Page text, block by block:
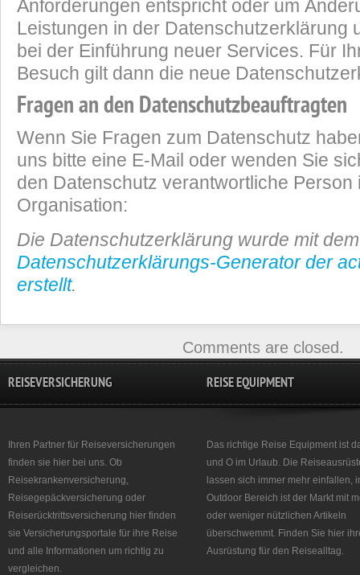
Anforderungen entspricht oder um
Leistungen in der Datenschutzerklärung
bei der Einführung neuer Services. Für
Besuch gilt dann die neue
Fragen an den Datenschutzbeauftragten
Wenn Sie Fragen zum Datenschutz
uns bitte eine E-Mail oder wenden Sie
den Datenschutz verantwortliche Person
Organisation:
Die Datenschutzerklärung wurde mit dem
Datenschutzerklärungs-Generator der
erstellt.
Comments are closed.
REISEVERSICHERUNG
Ihren Partner für Reiseversicherungen
finden sie hier bei uns. Ob
Reisekrankenversicherung,
Reisegepäckversicherung oder
Reiserücktrittsversicherung hier finden
sie Versicherungsportale für ihre Reise
und alle Informationen um richtig zu
vergleichen.
REISE EQUIPMENT
Das richtige Reise Equipment ist
und O im Urlaub. Die
lassen sich immer mehr einfallen,
Outdoor Bereich ist der Markt mit
oder weniger nützlichen Artikeln
überschwemmt. Finden Sie hier
Ausrüstung für den Reisealltag.